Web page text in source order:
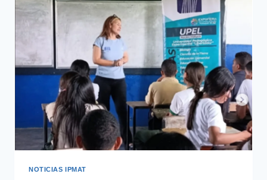
NOTICIAS IPMAT